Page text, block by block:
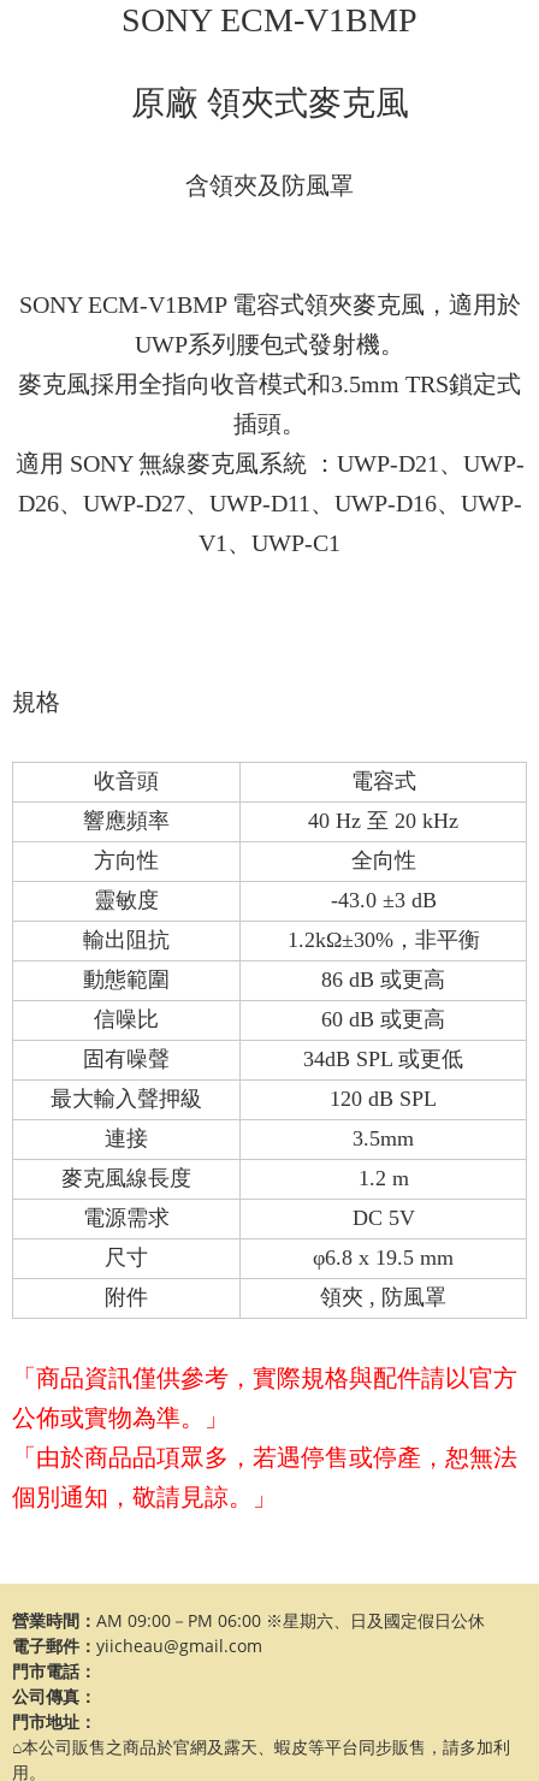
SONY ECM-V1BMP
原廠 領夾式麥克風
含領夾及防風罩
SONY ECM-V1BMP 電容式領夾麥克風，適用於
UWP系列腰包式發射機。
麥克風採用全指向收音模式和3.5mm TRS鎖定式
插頭。
適用 SONY 無線麥克風系統 ：UWP-D21、UWP-
D26、UWP-D27、UWP-D11、UWP-D16、UWP-
V1、UWP-C1
規格
收音頭
電容式
響應頻率
40 Hz 至 20 kHz
方向性
全向性
靈敏度
-43.0 ±3 dB
輸出阻抗
1.2kΩ±30%，非平衡
動態範圍
86 dB 或更高
信噪比
60 dB 或更高
固有噪聲
34dB SPL 或更低
最大輸入聲押級
120 dB SPL
連接
3.5mm
麥克風線長度
1.2 m
電源需求
DC 5V
尺寸
φ6.8 x 19.5 mm
附件
領夾 , 防風罩
「商品資訊僅供參考，實際規格與配件請以官方
公佈或實物為準。」
「由於商品品項眾多，若遇停售或停產，恕無法
個別通知，敬請見諒。」
營業時間： AM 09:00－PM 06:00 ※星期六、日及國定假日公休
電子郵件： yiicheau@gmail.com
門市電話：
公司傳真：
門市地址：
⌂本公司販售之商品於官網及露天、蝦皮等平台同步販售，請多加利
用。